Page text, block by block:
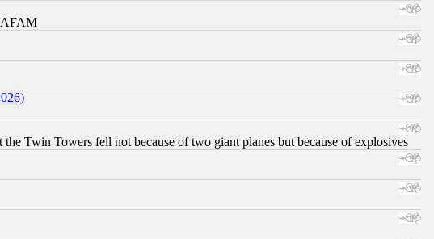
Twin Towers fell not because of two giant planes but because of explosives